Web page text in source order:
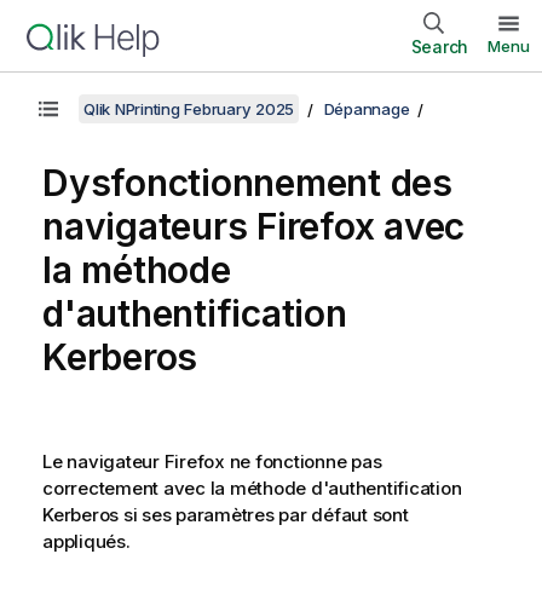
Search Menu
Qlik NPrinting February 2025 Dépannage
Dysfonctionnement des
navigateurs Firefox avec
la méthode
d'authentification
Kerberos
Le navigateur Firefox ne fonctionne pas
correctement avec la méthode d'authentification
Kerberos si ses paramètres par défaut sont
appliqués.